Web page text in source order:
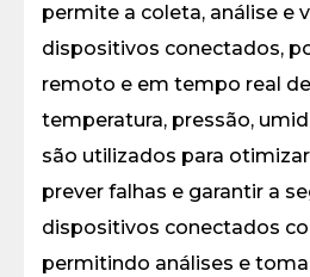
permite a coleta, análise e
dispositivos conectados,
remoto e em tempo real
temperatura, pressão,
são utilizados para
prever falhas e garantir a
dispositivos conectados
permitindo análises e